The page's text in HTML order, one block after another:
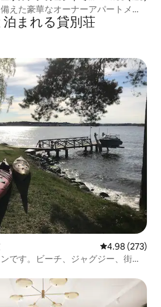
えた豪華なオーナーアパートメン
泊まれる貸別荘
です。
レビュー273
4.98 (273)
です。ビーチ、ジャグジー、街に